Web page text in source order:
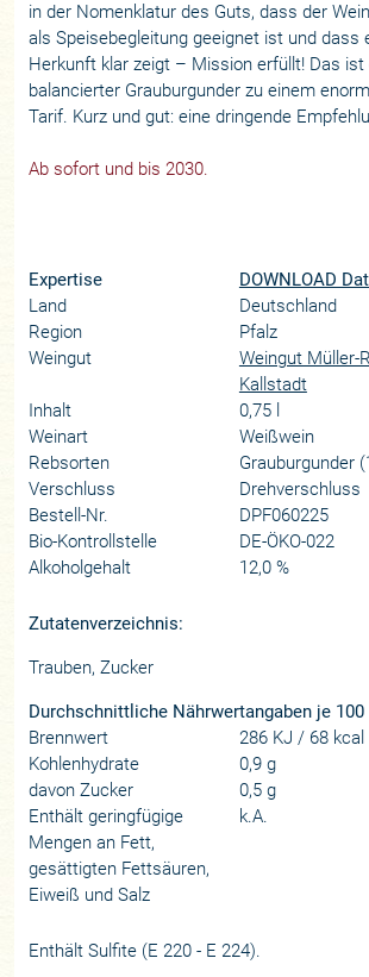
in der Nomenklatur des Guts, dass der
als Speisebegleitung geeignet ist und dass
Herkunft klar zeigt – Mission erfüllt! Das ist
balancierter Grauburgunder zu einem
Tarif. Kurz und gut: eine dringende
Ab sofort und bis 2030.
Expertise
DOWNLOAD
Land
Deutschland
Region
Pfalz
Weingut
Weingut Müller-
Kallstadt
Inhalt
0,75 l
Weinart
Weißwein
Rebsorten
Grauburgunder
Verschluss
Drehverschluss
Bestell-Nr.
DPF060225
Bio-Kontrollstelle
DE-ÖKO-022
Alkoholgehalt
12,0 %
Zutatenverzeichnis:
Trauben, Zucker
Durchschnittliche Nährwertangaben je 100
Brennwert
286 KJ / 68 kcal
Kohlenhydrate
0,9 g
davon Zucker
0,5 g
Enthält geringfügige
Mengen an Fett,
gesättigten Fettsäuren,
Eiweiß und Salz
k.A.
Enthält Sulfite (E 220 - E 224).